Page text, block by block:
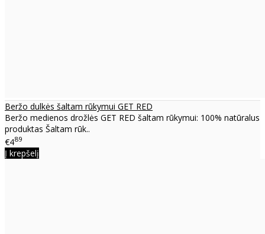
Beržo dulkės šaltam rūkymui GET RED
Beržo medienos drožlės GET RED šaltam rūkymui: 100% natūralus
produktas Šaltam rūk..
€489
Į krepšelį